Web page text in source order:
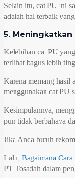
Selain itu, cat PU ini
adalah hal terbaik
5.
Kelebihan cat PU
terlihat bagus lebih
Karena memang hasil
menggunakan cat PU
Kesimpulannya,
pun tidak berbahaya
Jika Anda butuh
Lalu, Bagaimana
PT Tosadah dalam